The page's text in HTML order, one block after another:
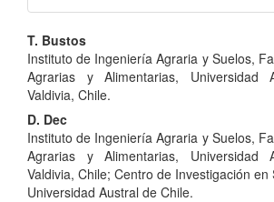
Contenido
principal
del
artículo
T. Bustos
Instituto de Ingeniería Agraria y Suelos,
Agrarias y Alimentarias, Universidad
Valdivia, Chile.
D. Dec
Instituto de Ingeniería Agraria y Suelos,
Agrarias y Alimentarias, Universidad
Valdivia, Chile; Centro de Investigación en
Universidad Austral de Chile.